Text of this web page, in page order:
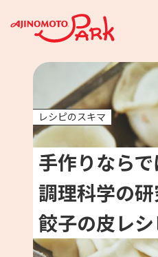
レシピのスキマ
手作りならで
調理科学の研
餃子の皮レ